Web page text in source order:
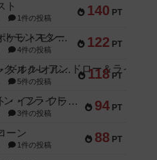
140 PT
ト
1件の投稿
122 PT
ドブル：ポケットモンスター
4件の投稿
118 PT
ジャンヌ・ダルク-オルレアン ドロー＆ライト
5件の投稿
94 PT
ファースト・イン・フライト
3件の投稿
88 PT
ーン
1件の投稿